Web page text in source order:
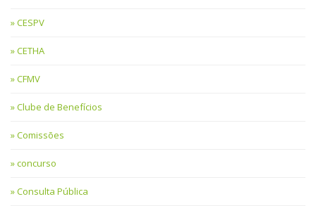
CESPV
CETHA
CFMV
Clube de Benefícios
Comissões
concurso
Consulta Pública